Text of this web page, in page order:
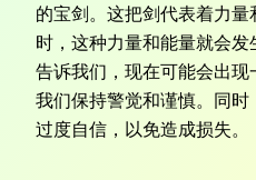
的宝剑。这把剑代表着力
时，这种力量和能量就会
告诉我们，现在可能会出
我们保持警觉和谨慎。同
过度自信，以免造成损失。